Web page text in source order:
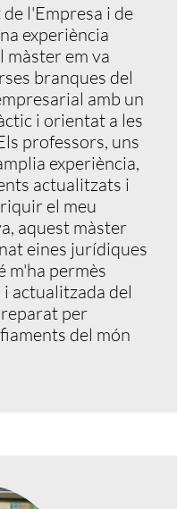
l'Empresa i de
experiència
màster em va
branques del
amb un
i orientat a les
professors, uns
experiència,
actualitzats i
el meu
aquest màster
eines jurídiques
m'ha permès
actualitzada del
per
del món